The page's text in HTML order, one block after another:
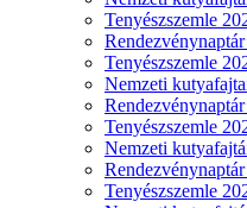
Tenyészszemle
Tenyészszemle
Nemzeti
Tenyészszemle
Nemzeti
Tenyészszemle